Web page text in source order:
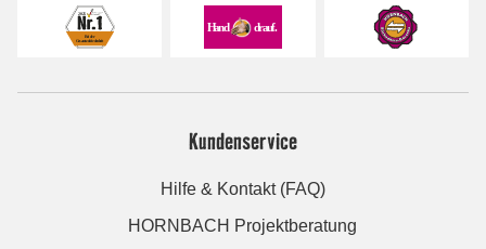
Kundenservice
Hilfe & Kontakt (FAQ)
HORNBACH Projektberatung